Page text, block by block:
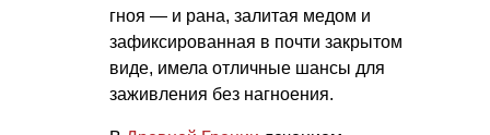
гноя — и рана, залитая медом и
зафиксированная в почти закрытом
виде, имела отличные шансы для
заживления без нагноения.